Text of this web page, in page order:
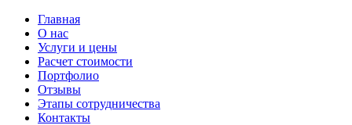
Главная
О нас
Услуги и цены
Расчет стоимости
Портфолио
Отзывы
Этапы сотрудничества
Контакты